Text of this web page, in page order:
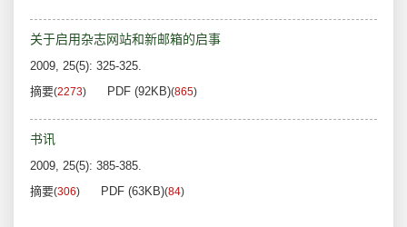
关于启用杂志网站和新邮箱的启事
2009, 25(5): 325-325.
摘要(2273) PDF (92KB)(865)
书讯
2009, 25(5): 385-385.
摘要(306) PDF (63KB)(84)